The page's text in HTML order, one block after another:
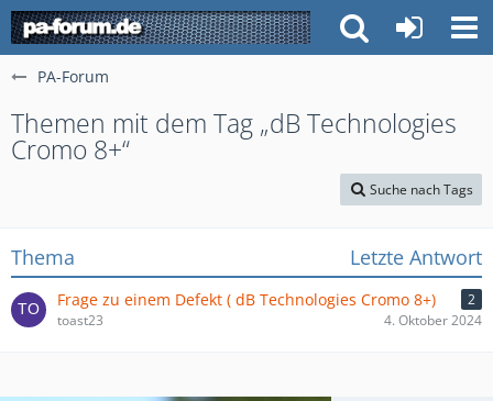
PA-Forum
Themen mit dem Tag „dB Technologies
Cromo 8+“
Suche nach Tags
Thema Letzte Antwort
Frage zu einem Defekt ( dB Technologies Cromo 8+)
2
toast23
4. Oktober 2024